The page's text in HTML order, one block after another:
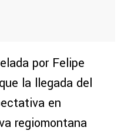
por Felipe
la llegada del
en
regiomontana